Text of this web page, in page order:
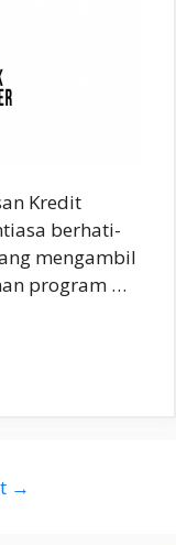
Kredit
berhati-
mengambil
program …
→